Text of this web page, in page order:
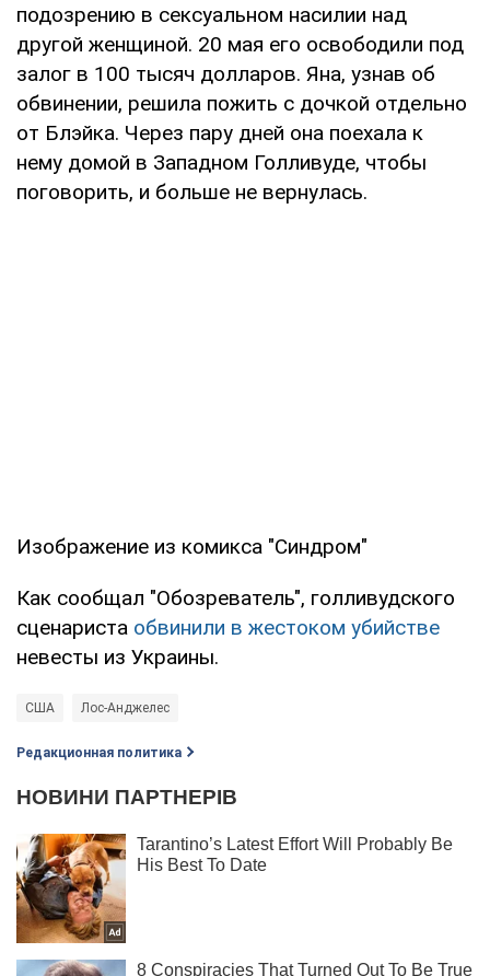
подозрению в сексуальном насилии над
другой женщиной. 20 мая его освободили под
залог в 100 тысяч долларов. Яна, узнав об
обвинении, решила пожить с дочкой отдельно
от Блэйка. Через пару дней она поехала к
нему домой в Западном Голливуде, чтобы
поговорить, и больше не вернулась.
Изображение из комикса "Синдром"
Как сообщал "Обозреватель", голливудского
сценариста обвинили в жестоком убийстве
невесты из Украины.
США Лос-Анджелес
Редакционная политика